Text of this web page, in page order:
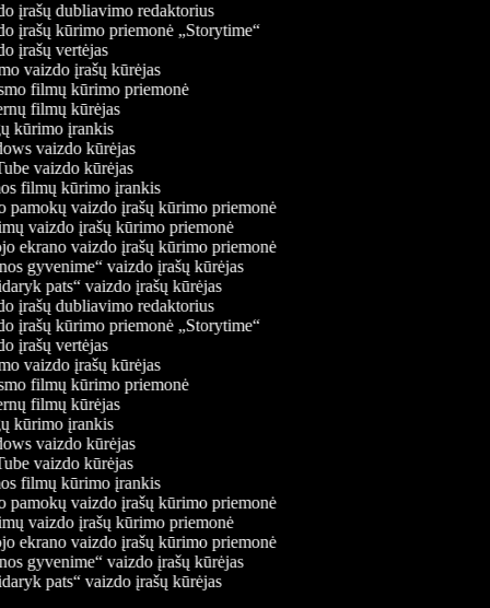
įrašų dubliavimo redaktorius
įrašų kūrimo priemonė „Storytime“
įrašų vertėjas
vaizdo įrašų kūrėjas
filmų kūrimo priemonė
filmų kūrėjas
kūrimo įrankis
vaizdo kūrėjas
vaizdo kūrėjas
filmų kūrimo įrankis
vaizdo įrašų kūrimo priemonė
vaizdo įrašų kūrimo priemonė
ekrano vaizdo įrašų kūrimo priemonė
gyvenime“ vaizdo įrašų kūrėjas
pats“ vaizdo įrašų kūrėjas
įrašų dubliavimo redaktorius
įrašų kūrimo priemonė „Storytime“
įrašų vertėjas
vaizdo įrašų kūrėjas
filmų kūrimo priemonė
filmų kūrėjas
kūrimo įrankis
vaizdo kūrėjas
vaizdo kūrėjas
filmų kūrimo įrankis
vaizdo įrašų kūrimo priemonė
vaizdo įrašų kūrimo priemonė
ekrano vaizdo įrašų kūrimo priemonė
gyvenime“ vaizdo įrašų kūrėjas
pats“ vaizdo įrašų kūrėjas